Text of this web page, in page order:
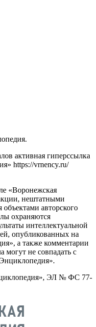
активная гиперссылка
https://vrnency.ru/
«Воронежская
нештатными
авторского
охраняются
интеллектуальной
опубликованных на
а также комментарии
могут не совпадать с
ЭЛ № ФС 77-